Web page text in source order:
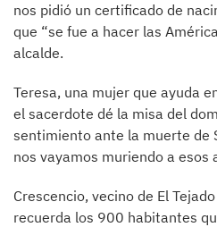
nos pidió un certificado de
que “se fue a hacer las
alcalde.
Teresa, una mujer que ayuda
el sacerdote dé la misa del
sentimiento ante la muerte de
nos vayamos muriendo a esos
Crescencio, vecino de El
recuerda los 900 habitantes